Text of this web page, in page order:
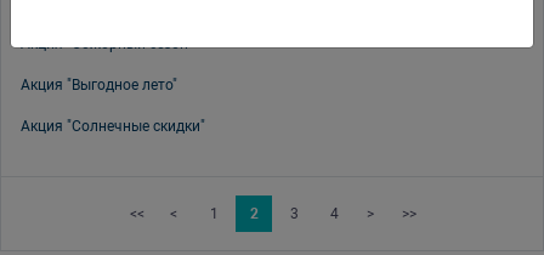
Акция "Обжорный сезон"
Акция "Выгодное лето"
Акция "Солнечные скидки"
<< < 1 2 3 4 > >>